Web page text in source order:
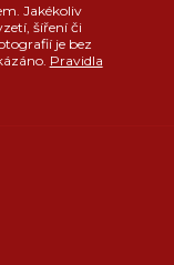
Jakékoliv
šíření či
je bez
Pravidla